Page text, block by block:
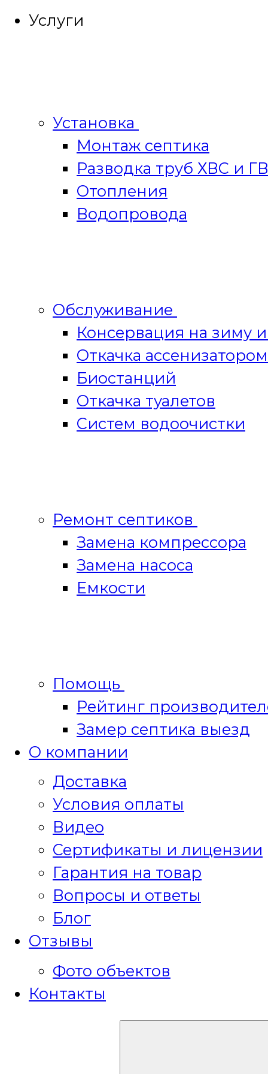
Услуги
Установка
Монтаж септика
Разводка труб ХВС и
Отопления
Водопровода
Обслуживание
Консервация на зиму
Откачка
Биостанций
Откачка туалетов
Систем водоочистки
Ремонт септиков
Замена компрессора
Замена насоса
Емкости
Помощь
Рейтинг
Замер септика выезд
О компании
Доставка
Условия оплаты
Видео
Сертификаты и лицензии
Гарантия на товар
Вопросы и ответы
Блог
Отзывы
Фото объектов
Контакты